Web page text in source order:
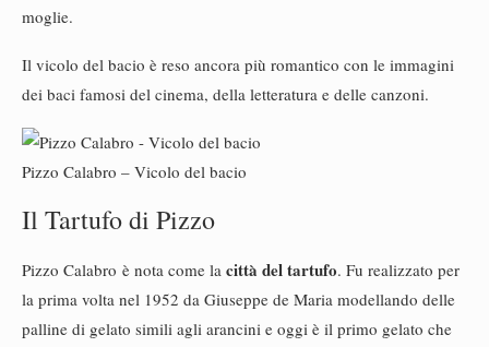
moglie.
Il vicolo del bacio è reso ancora più romantico con le immagini
dei baci famosi del cinema, della letteratura e delle canzoni.
Pizzo Calabro – Vicolo del bacio
Il Tartufo di Pizzo
Pizzo Calabro è nota come la città del tartufo. Fu realizzato per
la prima volta nel 1952 da Giuseppe de Maria modellando delle
palline di gelato simili agli arancini e oggi è il primo gelato che